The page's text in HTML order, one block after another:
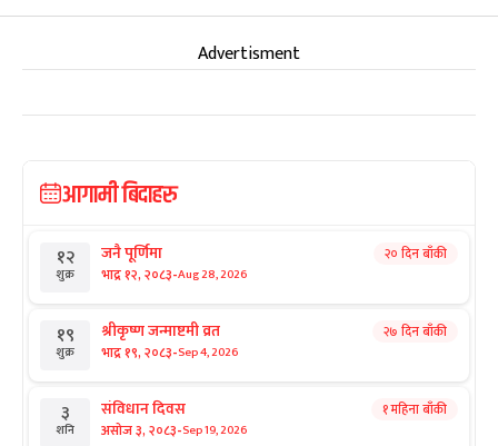
Advertisment
आगामी बिदाहरु
१२
शुक्र
जनै पूर्णिमा
भाद्र १२, २०८३-Aug 28, 2026
२० दिन बाँकी
१९
शुक्र
श्रीकृष्ण जन्माष्टमी व्रत
भाद्र १९, २०८३-Sep 4, 2026
२७ दिन बाँकी
३
शनि
संविधान दिवस
असोज ३, २०८३-Sep 19, 2026
१ महिना बाँकी